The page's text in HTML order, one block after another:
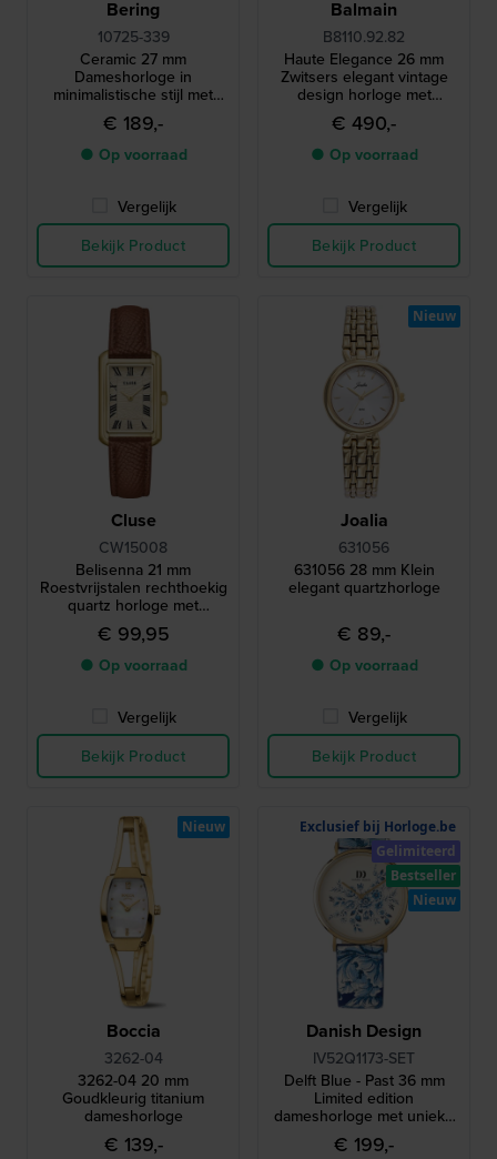
Bering
10725-339
Ceramic 27 mm
Dameshorloge in
minimalistische stijl met
diamanten en een
keramische lunette
€ 189,-
● Op voorraad
Vergelijk
Bekijk Product
Balmain
B8110.92.82
Haute Elegance 26 mm
Zwitsers elegant vintage
design horloge met
parelmoer wijzerplaat
€ 490,-
● Op voorraad
Vergelijk
Bekijk Product
Cluse
CW15008
Belisenna 21 mm
Roestvrijstalen rechthoekig
quartz horloge met
Romeinse indexen
€ 99,95
● Op voorraad
Vergelijk
Bekijk Product
Joalia
631056
631056 28 mm Klein
elegant quartzhorloge
€ 89,-
● Op voorraad
Vergelijk
Bekijk Product
Nieuw
Boccia
3262-04
3262-04 20 mm
Goudkleurig titanium
dameshorloge
€ 139,-
Nieuw
Danish Design
IV52Q1173-SET
Delft Blue - Past 36 mm
Limited edition
dameshorloge met unieke
Delfts blauwe hanger
€ 199,-
Exclusief bij Horloge.be
Gelimiteerd
Bestseller
Nieuw